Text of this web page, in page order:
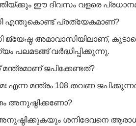
ഈ ദിവസം വളരെ
എന്തുകൊണ്ട് പ്രത്യേകമാണ്?
ജ്യേഷ്ഠ അമാവാസിയിലാണ്,
വർദ്ധിപ്പിക്കുന്നു.
ജപിക്കേണ്ടത്?
എന്ന മന്ത്രം 108 തവണ
അനുഷ്ഠിക്കണോ?
ശനിദേവനെ